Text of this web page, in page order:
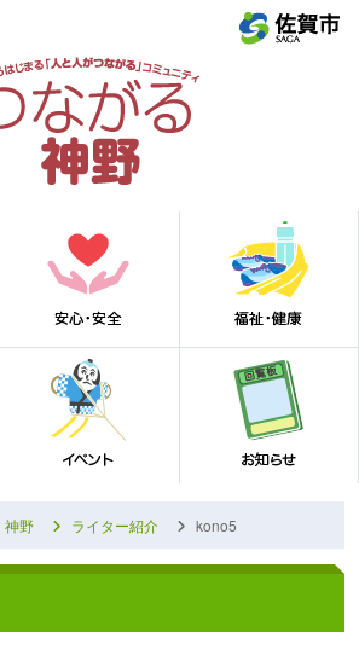
神野 ライター紹介 kono5